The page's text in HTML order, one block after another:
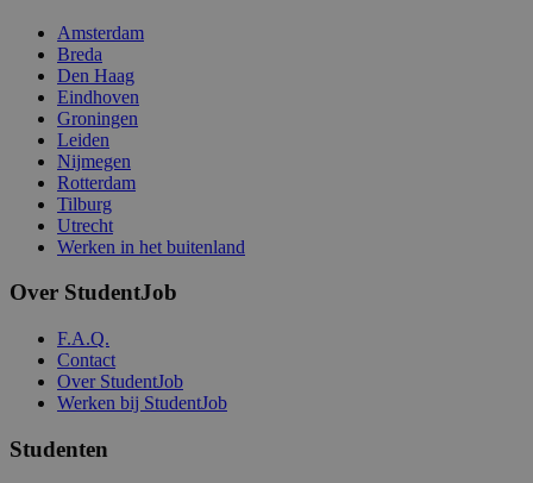
Amsterdam
Breda
Den Haag
Eindhoven
Groningen
Leiden
Nijmegen
Rotterdam
Tilburg
Utrecht
Werken in het buitenland
Over StudentJob
F.A.Q.
Contact
Over StudentJob
Werken bij StudentJob
Studenten